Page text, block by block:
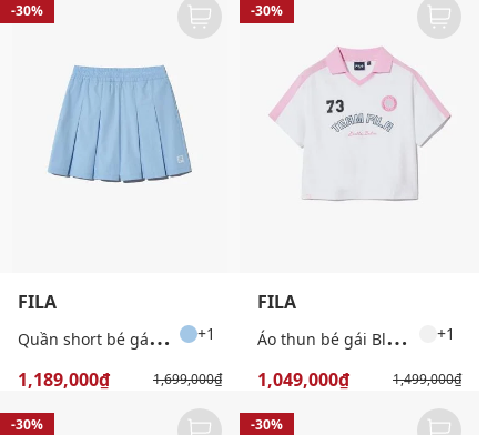
-30%
FILA
Q
uần short bé gái ống rộng Pleats Culotte +1
1,189,000₫ 1,699,000₫
-30%
FILA
Á
o thun bé gái Blockcore +1
1,049,000₫ 1,499,000₫
-30% -30%